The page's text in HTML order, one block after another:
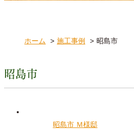
ホーム 施工事例 昭島市
昭島市
昭島市 Ｍ様邸